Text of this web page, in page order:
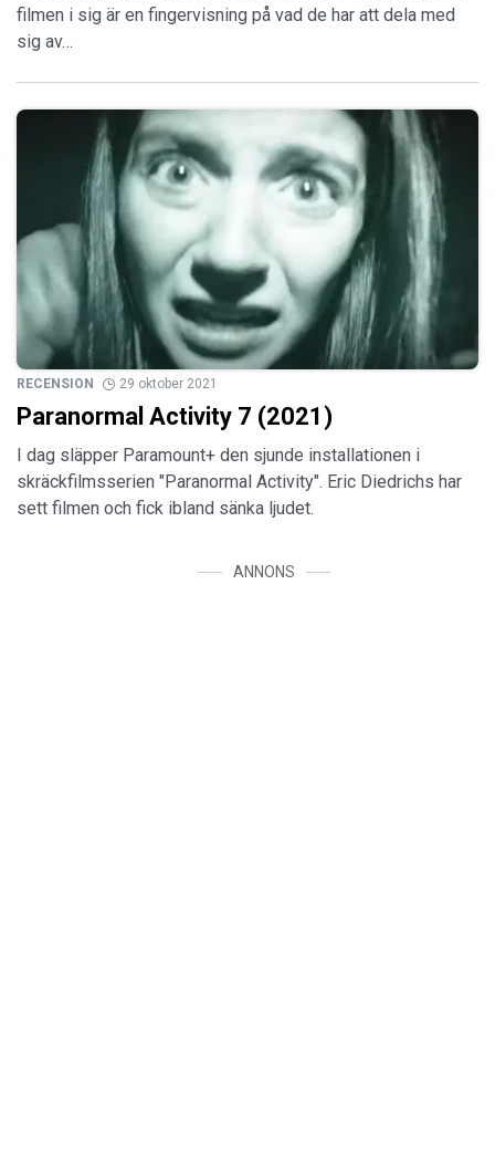
filmen i sig är en fingervisning på vad de har att dela med
sig av…
RECENSION 29 oktober 2021
Paranormal Activity 7 (2021)
I dag släpper Paramount+ den sjunde installationen i
skräckfilmsserien "Paranormal Activity". Eric Diedrichs har
sett filmen och fick ibland sänka ljudet.
ANNONS